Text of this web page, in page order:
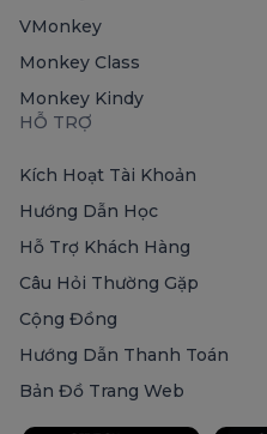
VMonkey
Monkey Class
Monkey Kindy
HỖ TRỢ
Kích Hoạt Tài Khoản
Hướng Dẫn Học
Hỗ Trợ Khách Hàng
Câu Hỏi Thường Gặp
Cộng Đồng
Hướng Dẫn Thanh Toán
Bản Đồ Trang Web